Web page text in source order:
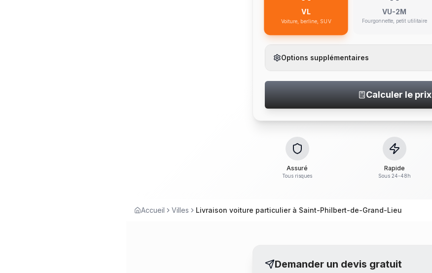
VL
Voiture, berline, SUV
VU-2M
Fourgonnette, petit utilitaire
Options supplémentaires
Calculer le prix
Assuré
Tous risques
Rapide
Sous 24-48h
Accueil Villes Livraison voiture particulier à Saint-Philbert-de-Grand-Lieu
Demander un devis gratuit